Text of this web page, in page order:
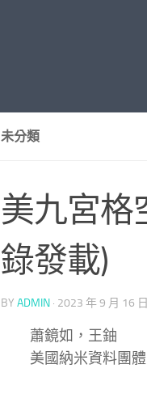
未分類
美九宮格
錄發載)
BY ADMIN · 2023 年 9 月 16 日
蕭鏡如，王鈾
美國納米資料團體